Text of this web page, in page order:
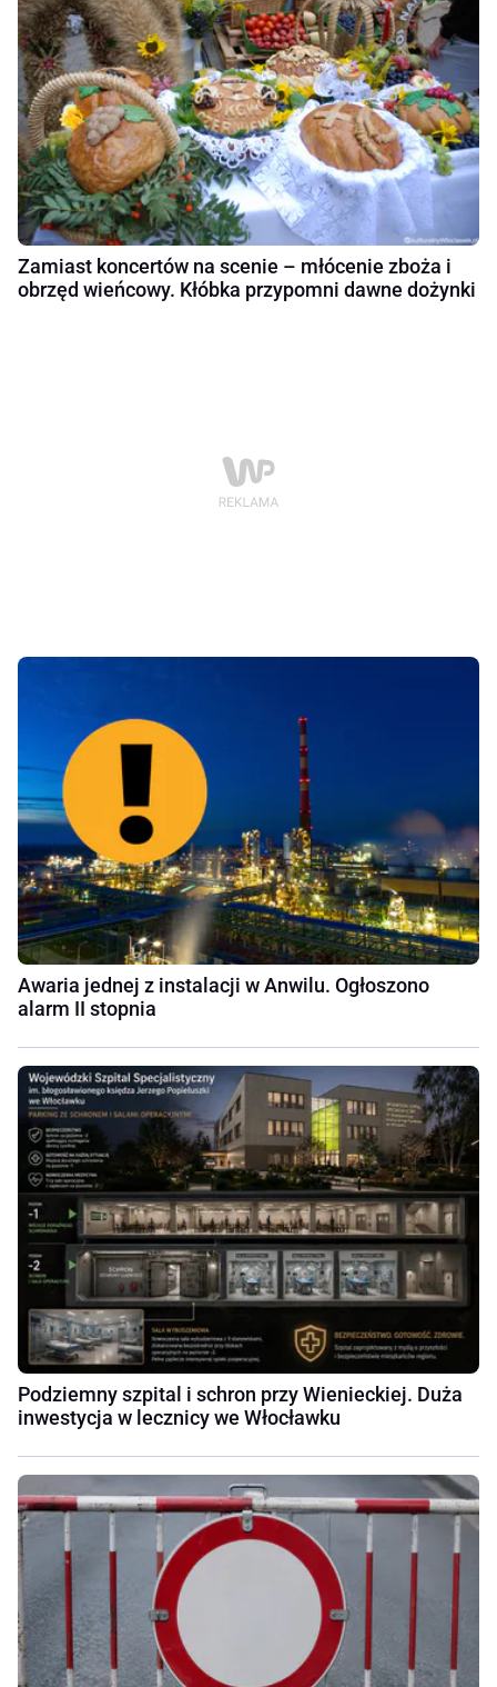
Zamiast koncertów na scenie – młócenie zboża i
obrzęd wieńcowy. Kłóbka przypomni dawne dożynki
Awaria jednej z instalacji w Anwilu. Ogłoszono
alarm II stopnia
Podziemny szpital i schron przy Wienieckiej. Duża
inwestycja w lecznicy we Włocławku